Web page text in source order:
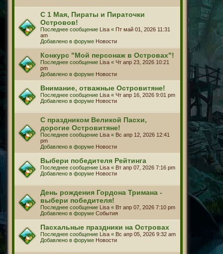
С 1 Мая, Пираты и Пираточки
Островов!
Последнее сообщение Lisa « Пт май 01, 2026 11:31
am
Добавлено в форуме Новости
Конкурс "Мой персонаж в Островах"!
Последнее сообщение Lisa « Чт апр 23, 2026 10:21
pm
Добавлено в форуме Новости
Внимание, отважные Островитяне!
Последнее сообщение Lisa « Чт апр 16, 2026 9:01 pm
Добавлено в форуме Новости
С праздником Великой Пасхи,
дорогие Островитяне!
Последнее сообщение Lisa « Вс апр 12, 2026 12:41
pm
Добавлено в форуме Новости
Выбери победителя Рейтинга
Последнее сообщение Lisa « Вт апр 07, 2026 7:16 pm
Добавлено в форуме Новости
День рождения Гордона Тримана -
выбери победителя!
Последнее сообщение Lisa « Вт апр 07, 2026 7:10 pm
Добавлено в форуме События
Пасхальные праздники на Островах
Последнее сообщение Lisa « Вс апр 05, 2026 9:32 am
Добавлено в форуме Новости